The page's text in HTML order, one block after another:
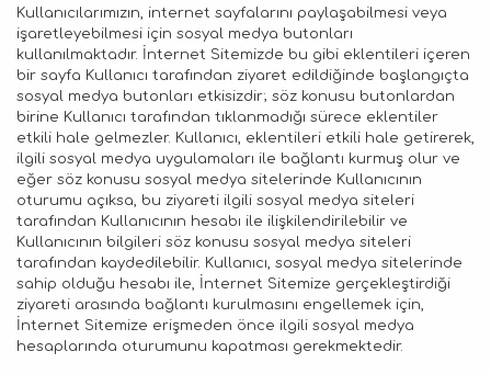
Kullanıcılarımızın, internet sayfalarını paylaşabilmesi veya
işaretleyebilmesi için sosyal medya butonları
kullanılmaktadır. İnternet Sitemizde bu gibi eklentileri içeren
bir sayfa Kullanıcı tarafından ziyaret edildiğinde başlangıçta
sosyal medya butonları etkisizdir; söz konusu butonlardan
birine Kullanıcı tarafından tıklanmadığı sürece eklentiler
etkili hale gelmezler. Kullanıcı, eklentileri etkili hale getirerek,
ilgili sosyal medya uygulamaları ile bağlantı kurmuş olur ve
eğer söz konusu sosyal medya sitelerinde Kullanıcının
oturumu açıksa, bu ziyareti ilgili sosyal medya siteleri
tarafından Kullanıcının hesabı ile ilişkilendirilebilir ve
Kullanıcının bilgileri söz konusu sosyal medya siteleri
tarafından kaydedilebilir. Kullanıcı, sosyal medya sitelerinde
sahip olduğu hesabı ile, İnternet Sitemize gerçekleştirdiği
ziyareti arasında bağlantı kurulmasını engellemek için,
İnternet Sitemize erişmeden önce ilgili sosyal medya
hesaplarında oturumunu kapatması gerekmektedir.